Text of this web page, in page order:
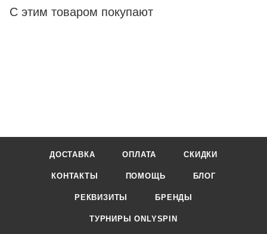
С этим товаром покупают
ДОСТАВКА ОПЛАТА СКИДКИ
КОНТАКТЫ ПОМОЩЬ БЛОГ
РЕКВИЗИТЫ БРЕНДЫ
ТУРНИРЫ ONLYSPIN